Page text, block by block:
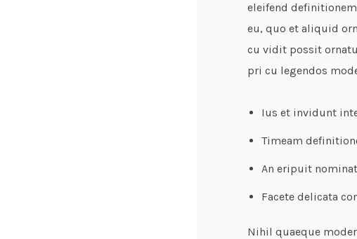
eleifend
eu, quo et aliquid
cu vidit possit
pri cu legendos
Ius et invidunt
Timeam
An eripuit
Facete delicata
Nihil quaeque